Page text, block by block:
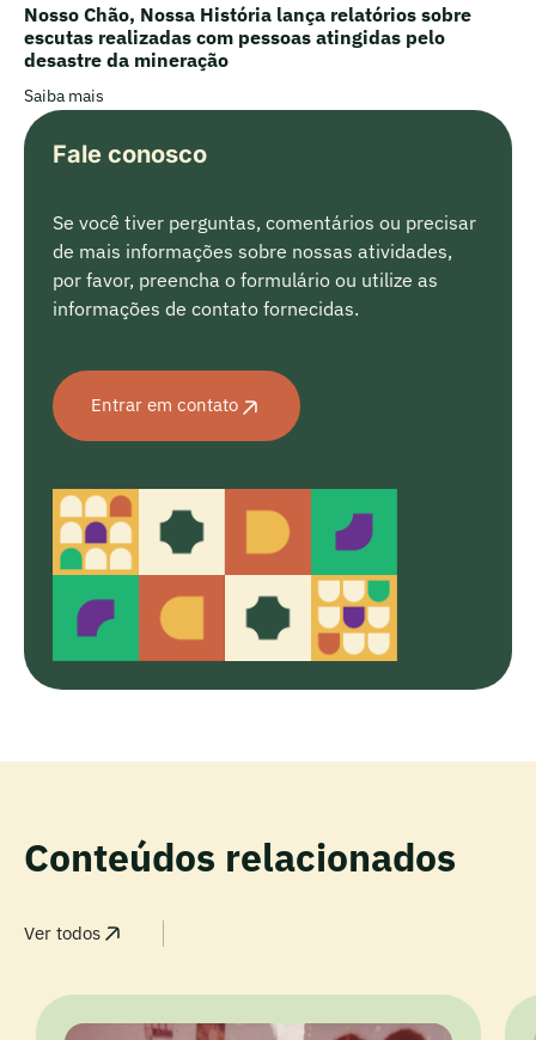
Nosso Chão, Nossa História lança relatórios sobre
escutas realizadas com pessoas atingidas pelo
desastre da mineração
Saiba mais
Fale conosco
Se você tiver perguntas, comentários ou precisar
de mais informações sobre nossas atividades,
por favor, preencha o formulário ou utilize as
informações de contato fornecidas.
Entrar em contato
Conteúdos relacionados
Ver todos